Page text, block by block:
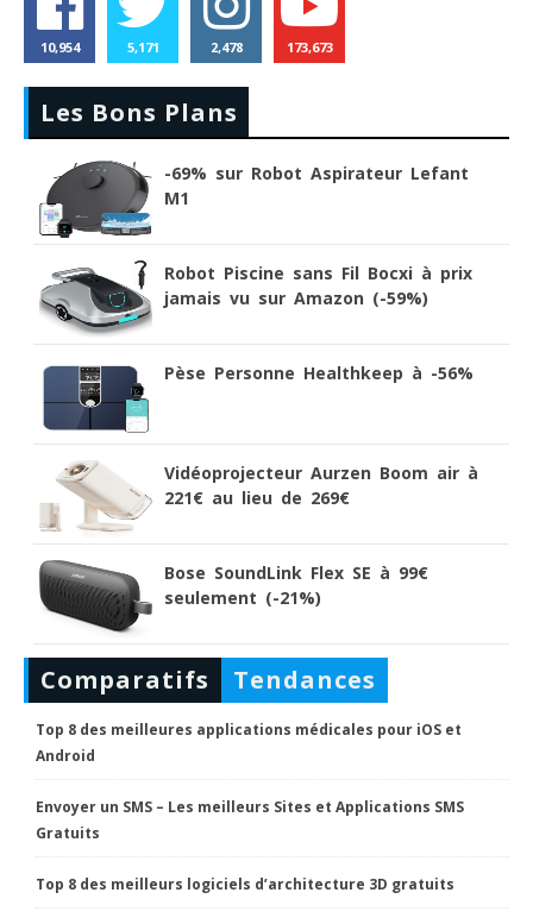
10,954 5,171 2,478 173,673
Les Bons Plans
-69% sur Robot Aspirateur Lefant
M1
Robot Piscine sans Fil Bocxi à prix
jamais vu sur Amazon (-59%)
Pèse Personne Healthkeep à -56%
Vidéoprojecteur Aurzen Boom air à
221€ au lieu de 269€
Bose SoundLink Flex SE à 99€
seulement (-21%)
Comparatifs Tendances
Top 8 des meilleures applications médicales pour iOS et
Android
Envoyer un SMS – Les meilleurs Sites et Applications SMS
Gratuits
Top 8 des meilleurs logiciels d’architecture 3D gratuits